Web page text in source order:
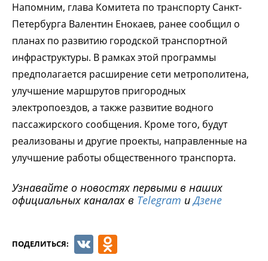
Напомним, глава Комитета по транспорту Санкт-
Петербурга Валентин Енокаев, ранее сообщил о
планах по развитию городской транспортной
инфраструктуры. В рамках этой программы
предполагается расширение сети метрополитена,
улучшение маршрутов пригородных
электропоездов, а также развитие водного
пассажирского сообщения. Кроме того, будут
реализованы и другие проекты, направленные на
улучшение работы общественного транспорта.
Узнавайте о новостях первыми в наших
официальных каналах в Telegram иДзене
ПОДЕЛИТЬСЯ: VK